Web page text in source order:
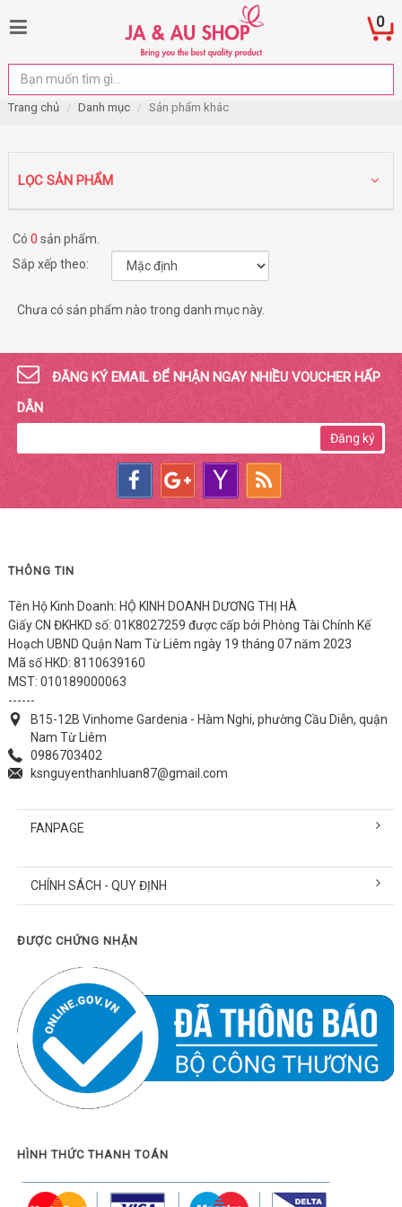
0
Trang chủ Danh mục Sản phẩm khác
LỌC SẢN PHẨM
Có 0 sản phẩm.
Sắp xếp theo:
Chưa có sản phẩm nào trong danh mục này.
ĐĂNG KÝ EMAIL ĐỂ NHẬN NGAY NHIỀU VOUCHER HẤP
DẪN
Đăng ký
THÔNG TIN
Tên Hộ Kinh Doanh: HỘ KINH DOANH DƯƠNG THỊ HÀ
Giấy CN ĐKHKD số: 01K8027259 được cấp bởi Phòng Tài Chính Kế
Hoạch UBND Quận Nam Từ Liêm ngày 19 tháng 07 năm 2023
Mã số HKD: 8110639160
MST: 010189000063
------
B15-12B Vinhome Gardenia - Hàm Nghi, phường Cầu Diễn, quận
Nam Từ Liêm
0986703402
ksnguyenthanhluan87@gmail.com
FANPAGE
CHÍNH SÁCH - QUY ĐỊNH
ĐƯỢC CHỨNG NHẬN
HÌNH THỨC THANH TOÁN